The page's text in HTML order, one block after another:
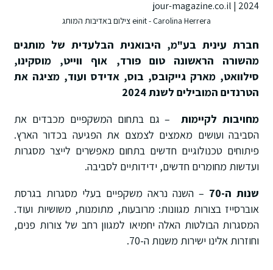
einit - Carolina Herrera צילום באדיבות המותג
חברת עינית בע"מ, היבואנית הבלעדית של מותגים
מהשורה הראשונה טום פורד, אוף ווייט, מוסקינו,
סילוואט, מארק גייקובס, בוס, אדידס ועוד, מציגה את
הטרנדים המובילים לשנת 2024
מחויבות לקיימות – גם בתחום המשקפיים מכבדים את
הסביבה ועושים מאמצים לצמצם את הפגיעה בכדור הארץ.
פיתוחים טכנולוגיים חדשים בתחום מאפשרים לייצר מסגרות
ועדשות מחומרים חדשים, ידידותיים לסביבה.
שנות ה-70
– השנה נראה משקפיים בעלי מסגרות בגרסת
אוברסייז בצורות מגוונות: מרובעות, מתומנות, משושיות ועוד.
המסגרות הבולטות האלה יחמיאו למגוון רחב של צורות פנים,
וחוזרות אלינו ישירות משנות ה-70.